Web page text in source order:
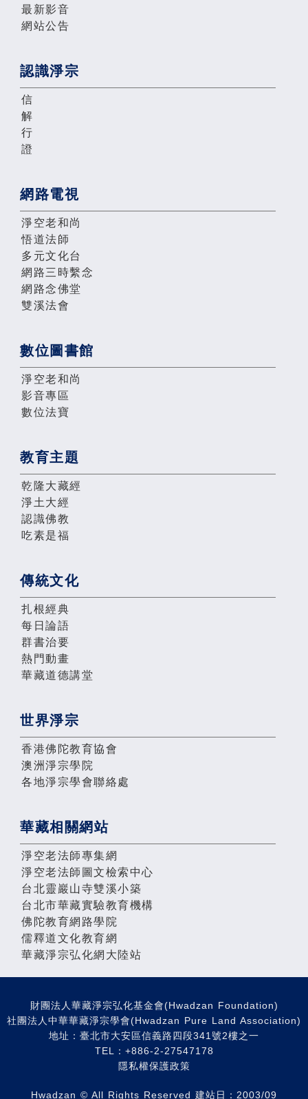
最新影音
網站公告
認識淨宗
信
解
行
證
網路電視
淨空老和尚
悟道法師
多元文化台
網路三時繫念
網路念佛堂
雙溪法會
數位圖書館
淨空老和尚
影音專區
數位法寶
教育主題
乾隆大藏經
淨土大經
認識佛教
吃素是福
傳統文化
扎根經典
每日論語
群書治要
熱門動畫
華藏道德講堂
世界淨宗
香港佛陀教育協會
澳洲淨宗學院
各地淨宗學會聯絡處
華藏相關網站
淨空老法師專集網
淨空老法師圖文檢索中心
台北靈巖山寺雙溪小築
台北市華藏實驗教育機構
佛陀教育網路學院
儒釋道文化教育網
華藏淨宗弘化網大陸站
財團法人華藏淨宗弘化基金會(Hwadzan Foundation)
社團法人中華華藏淨宗學會(Hwadzan Pure Land Association)
地址：臺北市大安區信義路四段341號2樓之一
TEL：+886-2-27547178
隱私權保護政策
Hwadzan © All Rights Reserved 建站日：2003/09